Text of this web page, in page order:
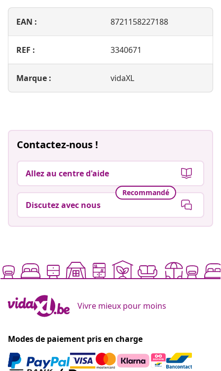
EAN : 8721158227188
REF : 3340671
Marque : vidaXL
Contactez-nous !
Allez au centre d'aide
Recommandé
Discutez avec nous
Vivre mieux pour moins
Modes de paiement pris en charge